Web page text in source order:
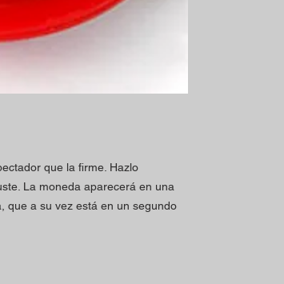
que la firme. Hazlo
La moneda aparecerá en una
que a su vez está en un segundo